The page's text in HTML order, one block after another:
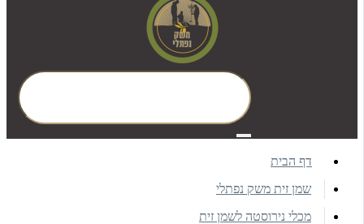
דף הבית
שמן זית משק נפתלי
מכלי נירוסטה לשמן זית